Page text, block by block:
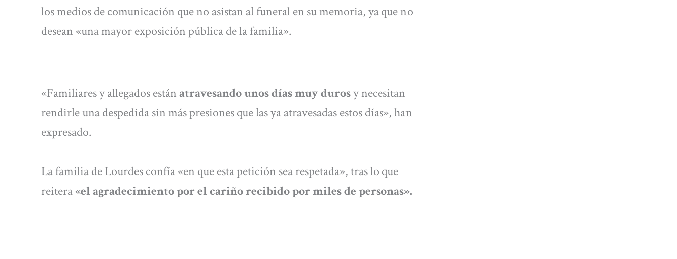
los medios de comunicación que no asistan al funeral en su memoria, ya que no
desean «una mayor exposición pública de la familia».
«Familiares y allegados estánatravesando unos días muy durosy necesitan
rendirle una despedida sin más presiones que las ya atravesadas estos días», han
expresado.
La familia de Lourdes confía «en que esta petición sea respetada», tras lo que
reitera«el agradecimiento por el cariño recibido por miles de personas».